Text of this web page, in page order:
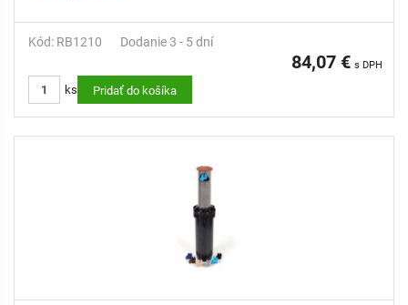
Kód: RB1210 Dodanie 3 - 5 dní
84,07 € s DPH
ks Pridať do košíka